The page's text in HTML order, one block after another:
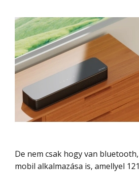
De nem csak hogy van bluetooth, hanem még
mobil alkalmazása is, amellyel